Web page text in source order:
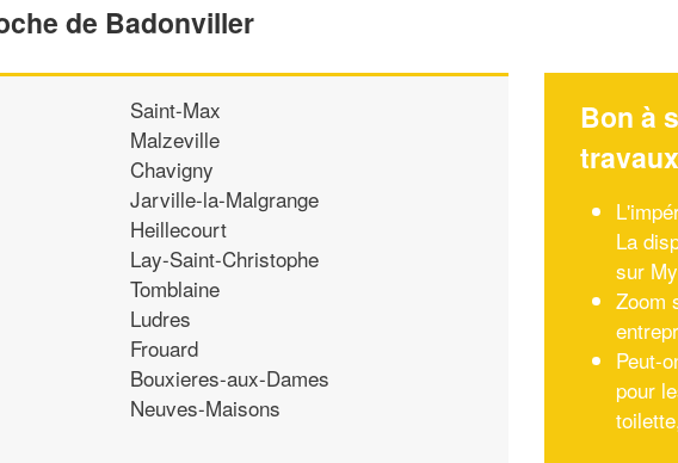
de Badonviller
Saint-Max
Malzeville
Chavigny
Jarville-la-Malgrange
Heillecourt
Lay-Saint-Christophe
Tomblaine
Ludres
Frouard
Bouxieres-aux-Dames
Neuves-Maisons
Bon à
travaux
La
sur
Zoom
Peut-
pour